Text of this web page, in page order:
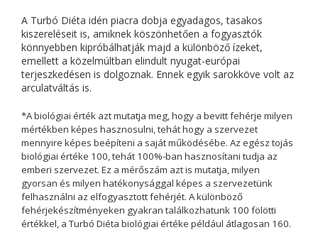
A Turbó Diéta idén piacra dobja egyadagos, tasakos
kiszereléseit is, amiknek köszönhetően a fogyasztók
könnyebben kipróbálhatják majd a különböző ízeket,
emellett a közelmúltban elindult nyugat-európai
terjeszkedésen is dolgoznak. Ennek egyik sarokköve volt az
arculatváltás is.
*A biológiai érték azt mutatja meg, hogy a bevitt fehérje milyen
mértékben képes hasznosulni, tehát hogy a szervezet
mennyire képes beépíteni a saját működésébe. Az egész tojás
biológiai értéke 100, tehát 100%-ban hasznosítani tudja az
emberi szervezet. Ez a mérőszám azt is mutatja, milyen
gyorsan és milyen hatékonysággal képes a szervezetünk
felhasználni az elfogyasztott fehérjét. A különböző
fehérjekészítményeken gyakran találkozhatunk 100 fölötti
értékkel, a Turbó Diéta biológiai értéke például átlagosan 160.